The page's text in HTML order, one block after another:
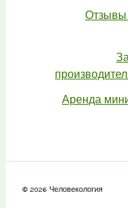
Отзывы
Аренда
© 2026 Человекология